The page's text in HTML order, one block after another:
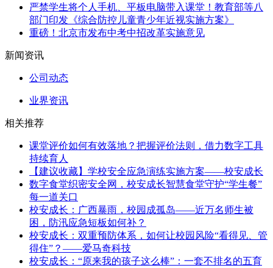
严禁学生将个人手机、平板电脑带入课堂！教育部等八
部门印发《综合防控儿童青少年近视实施方案》
重磅！北京市发布中考中招改革实施意见
新闻资讯
公司动态
业界资讯
相关推荐
课堂评价如何有效落地？把握评价法则，借力数字工具
持续育人
【建议收藏】学校安全应急演练实施方案——校安成长
数字食堂织密安全网，校安成长智慧食堂守护“学生餐”
每一道关口
校安成长：广西暴雨，校园成孤岛——近万名师生被
困，防汛应急短板如何补？
校安成长：双重预防体系，如何让校园风险“看得见、管
得住”？——爱马奇科技
校安成长：“原来我的孩子这么棒”：一套不排名的五育